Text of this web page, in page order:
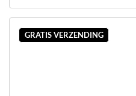
GRATIS VERZENDING